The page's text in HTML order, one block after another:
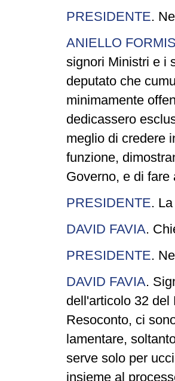
PRESIDENTE.
ANIELLO
signori Ministri e i
deputato che
minimamente
dedicassero
meglio di credere
funzione,
Governo, e di
PRESIDENTE.
DAVID FAVIA.
PRESIDENTE.
DAVID FAVIA.
dell'articolo 32 del
Resoconto, ci
lamentare,
serve solo per
insieme al